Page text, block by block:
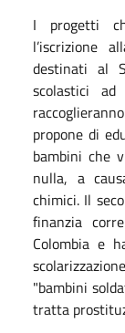
I progetti
l’iscrizione
destinati al
scolastici
propone di
bambini che
nulla, a
chimici. Il
finanzia
Colombia e
"bambini
tratta